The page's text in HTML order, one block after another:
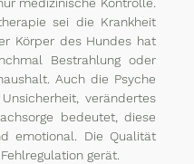
medizinische Kontrolle.
sei die Krankheit
Körper des Hundes hat
Bestrahlung oder
Auch die Psyche
verändertes
bedeutet, diese
emotional. Die Qualität
gerät.